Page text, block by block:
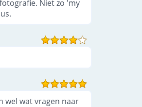
Niet zo 'my
wel wat vragen naar